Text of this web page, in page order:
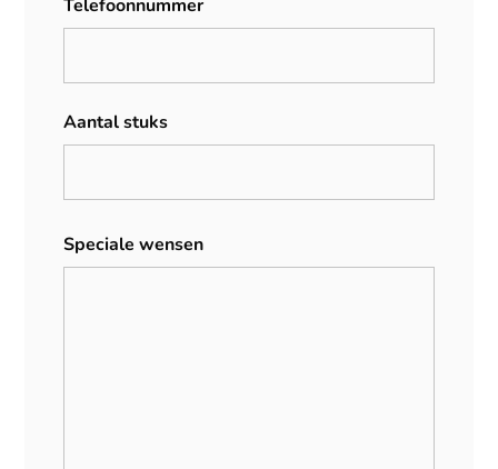
Telefoonnummer
Aantal stuks
Speciale wensen